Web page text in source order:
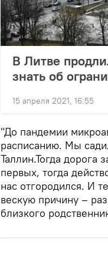
В Литве
знать об
15 апреля 2021, 16:55
"До пандемии
расписанию. Мы
Таллин.Тогда
первых, тогда
нас отгородился. И
вескую причину –
близкого